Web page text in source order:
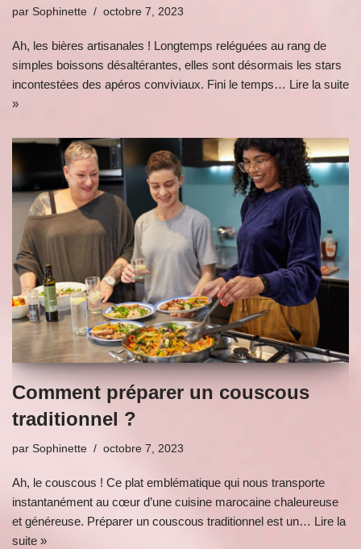
par Sophinette octobre 7, 2023
Ah, les bières artisanales ! Longtemps reléguées au rang de
simples boissons désaltérantes, elles sont désormais les stars
incontestées des apéros conviviaux. Fini le temps… Lire la suite
»
Comment préparer un couscous
traditionnel ?
par Sophinette octobre 7, 2023
Ah, le couscous ! Ce plat emblématique qui nous transporte
instantanément au cœur d’une cuisine marocaine chaleureuse
et généreuse. Préparer un couscous traditionnel est un… Lire la
suite »